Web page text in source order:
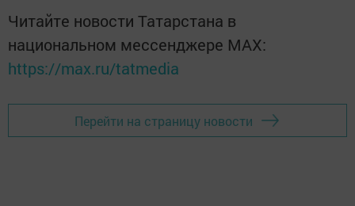
Читайте новости Татарстана в
национальном мессенджере MАХ:
https://max.ru/tatmedia
Перейти на страницу новости